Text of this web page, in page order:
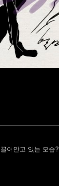
어안고 있는 모습?